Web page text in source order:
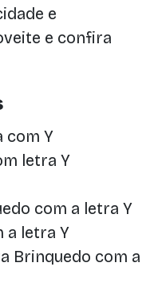
e
e confira
com Y
letra Y
com a letra Y
a letra Y
Brinquedo com a